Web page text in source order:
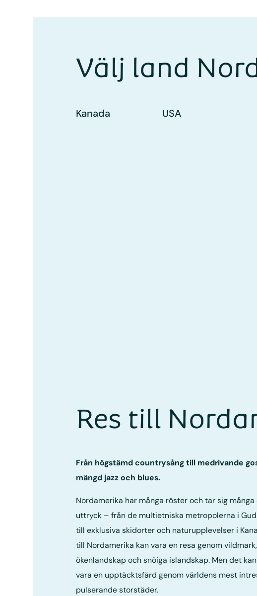
Välj land
Kanada USA
Res till
Från högstämd countrysång till medrivande
mängd jazz och blues.
Nordamerika har många röster och tar sig många
uttryck – från de multietniska metropolerna i
till exklusiva skidorter och naturupplevelser i
till Nordamerika kan vara en resa genom vildmark,
ökenlandskap och snöiga islandskap. Men det
vara en upptäcktsfärd genom världens mest
pulserande storstäder.